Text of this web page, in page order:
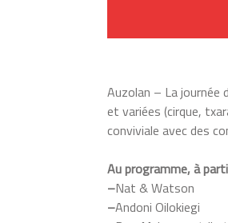
Auzolan – La
et variées (cirque,
conviviale avec des
Au programme, à
–Nat & Watson
–Andoni Oilokiegi